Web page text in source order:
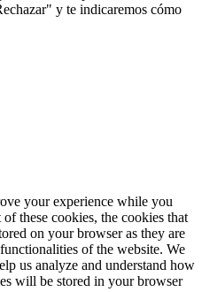
y te indicaremos cómo
your experience while you
these cookies, the cookies that
on your browser as they are
of the website. We
us analyze and understand how
will be stored in your browser